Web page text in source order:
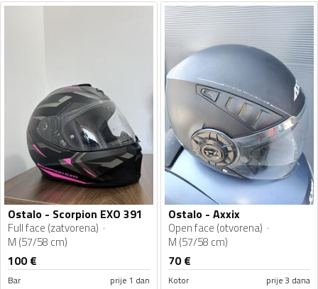
Ostalo - Scorpion EXO 391
Full face (zatvorena)
M (57/58 cm)
100€
Bar prije 1 dan
Ostalo - Axxix
Open face (otvorena)
M (57/58 cm)
70€
Kotor prije 3 dana